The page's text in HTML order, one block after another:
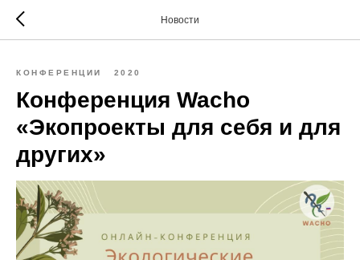
Новости
КОНФЕРЕНЦИИ 2020
Конференция Wacho
«Экопроекты для себя и для
других»